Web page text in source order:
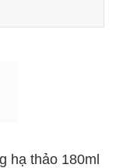
hạ thảo 180ml